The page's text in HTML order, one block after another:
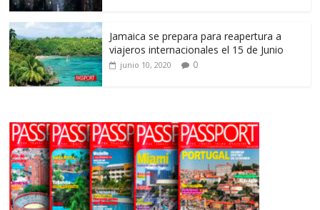
Jamaica se prepara para reapertura a
viajeros internacionales el 15 de Junio
junio 10, 2020 0